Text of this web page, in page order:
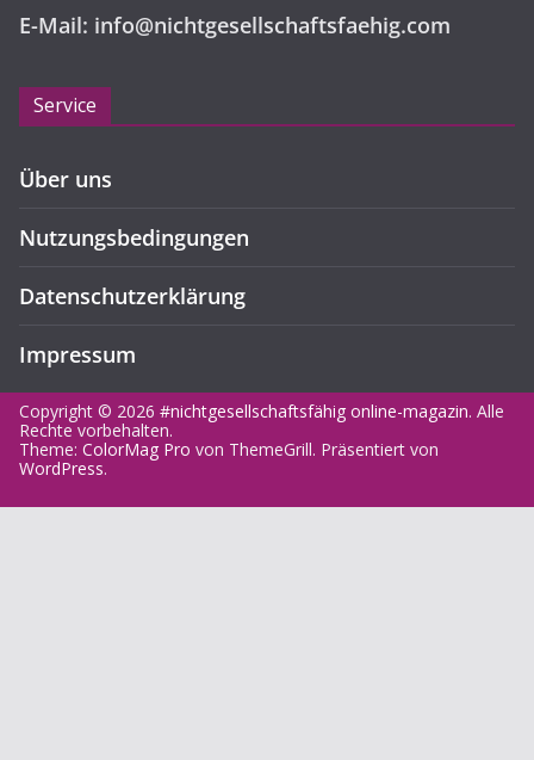
E-Mail: info@nichtgesellschaftsfaehig.com
Service
Über uns
Nutzungsbedingungen
Datenschutzerklärung
Impressum
Copyright © 2026 #nichtgesellschaftsfähig online-magazin. Alle
Rechte vorbehalten.
Theme: ColorMag Pro von ThemeGrill. Präsentiert von
WordPress.